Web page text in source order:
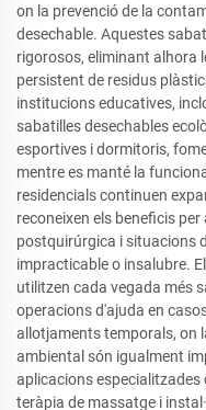
on la prevenció de la
desechable. Aquestes
rigorosos, eliminant alhora
persistent de residus
institucions educatives,
sabatilles desechables
esportives i dormitoris,
mentre es manté la
residencials continuen
reconeixen els beneficis
postquirúrgica i situacions
impracticable o insalubre.
utilitzen cada vegada més
operacions d'ajuda en
allotjaments temporals, on
ambiental són igualment
aplicacions especialitzades
teràpia de massatge i